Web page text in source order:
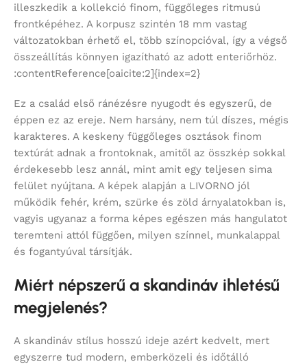
illeszkedik a kollekció finom, függőleges ritmusú
frontképéhez. A korpusz szintén 18 mm vastag
változatokban érhető el, több színopcióval, így a végső
összeállítás könnyen igazítható az adott enteriőrhöz.
:contentReference[oaicite:2]{index=2}
Ez a család első ránézésre nyugodt és egyszerű, de
éppen ez az ereje. Nem harsány, nem túl díszes, mégis
karakteres. A keskeny függőleges osztások finom
textúrát adnak a frontoknak, amitől az összkép sokkal
érdekesebb lesz annál, mint amit egy teljesen sima
felület nyújtana. A képek alapján a LIVORNO jól
működik fehér, krém, szürke és zöld árnyalatokban is,
vagyis ugyanaz a forma képes egészen más hangulatot
teremteni attól függően, milyen színnel, munkalappal
és fogantyúval társítják.
Miért népszerű a skandináv ihletésű
megjelenés?
A skandináv stílus hosszú ideje azért kedvelt, mert
egyszerre tud modern, emberközeli és időtálló